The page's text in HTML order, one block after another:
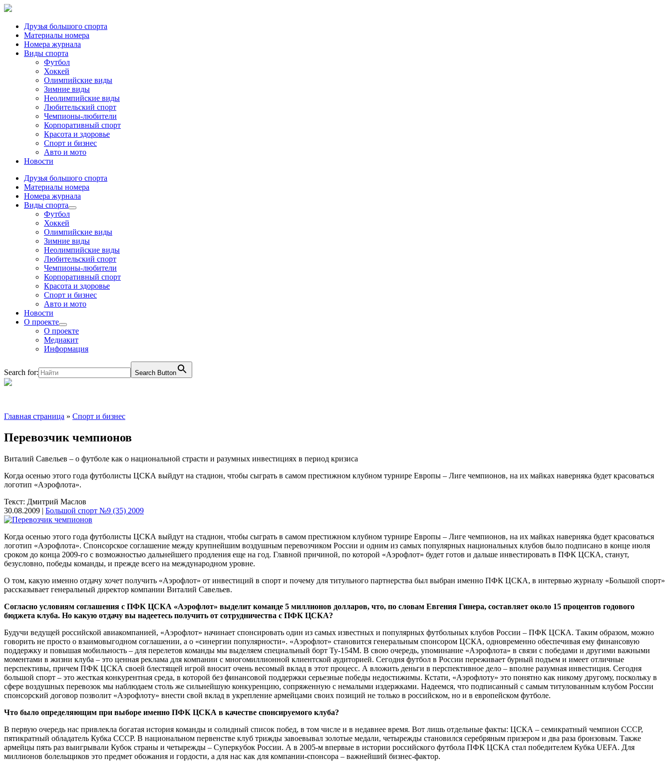
Друзья большого спорта
Материалы номера
Номера журнала
Виды спорта
Футбол
Хоккей
Олимпийские виды
Зимние виды
Неолимпийские виды
Любительский спорт
Чемпионы-любители
Корпоративный спорт
Красота и здоровье
Спорт и бизнес
Авто и мото
Новости
Друзья большого спорта
Материалы номера
Номера журнала
Виды спорта
Футбол
Хоккей
Олимпийские виды
Зимние виды
Неолимпийские виды
Любительский спорт
Чемпионы-любители
Корпоративный спорт
Красота и здоровье
Спорт и бизнес
Авто и мото
Новости
О проекте
О проекте
Медиакит
Информация
Search for: Search Button
Главная страница » Спорт и бизнес
Перевозчик чемпионов
Виталий Савельев – о футболе как о национальной страсти и разумных инвестициях в период кризиса
Когда осенью этого года футболисты ЦСКА выйдут на стадион, чтобы сыграть в самом престижном клубном турнире Европы – Лиге чемпионов, на их майках наверняка будет красоваться
логотип «Аэрофлота».
Текст: Дмитрий Маслов
30.08.2009 | Большой спорт №9 (35) 2009
Когда осенью этого года футболисты ЦСКА выйдут на стадион, чтобы сыграть в самом престижном клубном турнире Европы – Лиге чемпионов, на их майках наверняка будет красоваться
логотип «Аэрофлота». Спонсорское соглашение между крупнейшим воздушным перевозчиком России и одним из самых популярных национальных клубов было подписано в конце июля
сроком до конца 2009-го с возможностью дальнейшего продления еще на год. Главной причиной, по которой «Аэрофлот» будет готов и дальше инвестировать в ПФК ЦСКА, станут,
безусловно, победы команды, и прежде всего на международном уровне.
О том, какую именно отдачу хочет получить «Аэрофлот» от инвестиций в спорт и почему для титульного партнерства был выбран именно ПФК ЦСКА, в интервью журналу «Большой спорт»
рассказывает генеральный директор компании Виталий Савельев.
Согласно условиям соглашения с ПФК ЦСКА «Аэрофлот» выделит команде 5 миллионов долларов, что, по словам Евгения Гинера, составляет около 15 процентов годового
бюджета клуба. Но какую отдачу вы надеетесь получить от сотрудничества с ПФК ЦСКА?
Будучи ведущей российской авиакомпанией, «Аэрофлот» начинает спонсировать один из самых известных и популярных футбольных клубов России – ПФК ЦСКА. Таким образом, можно
говорить не просто о взаимовыгодном соглашении, а о «синергии популярности». «Аэрофлот» становится генеральным спонсором ЦСКА, одновременно обеспечивая ему финансовую
поддержку и повышая мобильность – для перелетов команды мы выделяем специальный борт Ту-154М. В свою очередь, упоминание «Аэрофлота» в связи с победами и другими важными
моментами в жизни клуба – это ценная реклама для компании с многомиллионной клиентской аудиторией. Сегодня футбол в России переживает бурный подъем и имеет отличные
перспективы, причем ПФК ЦСКА своей блестящей игрой вносит очень весомый вклад в этот процесс. А вложить деньги в перспективное дело – вполне разумная инвестиция. Сегодня
большой спорт – это жесткая конкурентная среда, в которой без финансовой поддержки серьезные победы недостижимы. Кстати, «Аэрофлоту» это понятно как никому другому, поскольку в
сфере воздушных перевозок мы наблюдаем столь же сильнейшую конкуренцию, сопряженную с немалыми издержками. Надеемся, что подписанный с самым титулованным клубом России
спонсорский договор позволит «Аэрофлоту» внести свой вклад в укрепление армейцами своих позиций не только в российском, но и в европейском футболе.
Что было определяющим при выборе именно ПФК ЦСКА в качестве спонсируемого клуба?
В первую очередь нас привлекла богатая история команды и солидный список побед, в том числе и в недавнее время. Вот лишь отдельные факты: ЦСКА – семикратный чемпион СССР,
пятикратный обладатель Кубка СССР. В национальном первенстве клуб трижды завоевывал золотые медали, четырежды становился серебряным призером и два раза бронзовым. Также
армейцы пять раз выигрывали Кубок страны и четырежды – Суперкубок России. А в 2005-м впервые в истории российского футбола ПФК ЦСКА стал победителем Кубка UEFA. Для
миллионов болельщиков это предмет обожания и гордости, а для нас как для компании-спонсора – важнейший бизнес-фактор.